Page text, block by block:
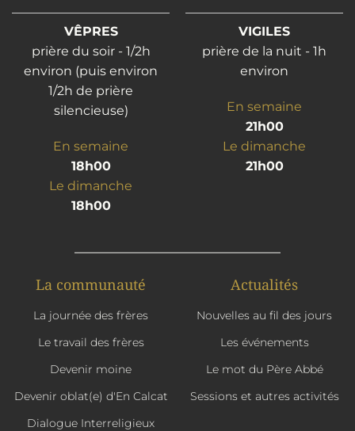
VÊPRES
prière du soir - 1/2h
environ (puis environ
1/2h de prière
silencieuse)
En semaine
18h00
Le dimanche
18h00
VIGILES
prière de la nuit - 1h
environ
En semaine
21h00
Le dimanche
21h00
La communauté
La journée des frères
Le travail des frères
Devenir moine
Devenir oblat(e) d'En Calcat
Dialogue Interreligieux
Actualités
Nouvelles au fil des jours
Les événements
Le mot du Père Abbé
Sessions et autres activités